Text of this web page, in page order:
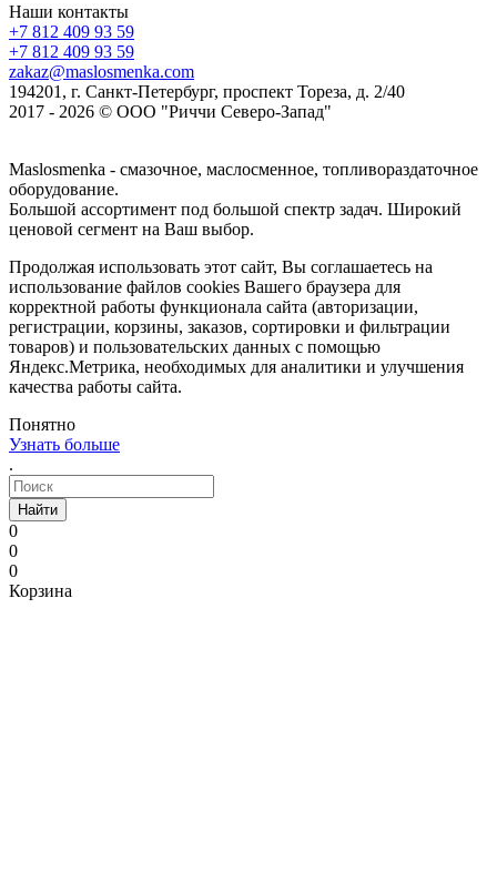
Наши контакты
+7 812 409 93 59
+7 812 409 93 59
zakaz@maslosmenka.com
194201, г. Санкт-Петербург, проспект Тореза, д. 2/40
2017 - 2026 © ООО "Риччи Северо-Запад"
Maslosmenka - смазочное, маслосменное, топливораздаточное
оборудование.
Большой ассортимент под большой спектр задач. Широкий
ценовой сегмент на Ваш выбор.
Продолжая использовать этот сайт, Вы соглашаетесь на
использование файлов cookies Вашего браузера для
корректной работы функционала сайта (авторизации,
регистрации, корзины, заказов, сортировки и фильтрации
товаров) и пользовательских данных с помощью
Яндекс.Метрика, необходимых для аналитики и улучшения
качества работы сайта.
Понятно
Узнать больше
.
Найти
0
0
0
Корзина